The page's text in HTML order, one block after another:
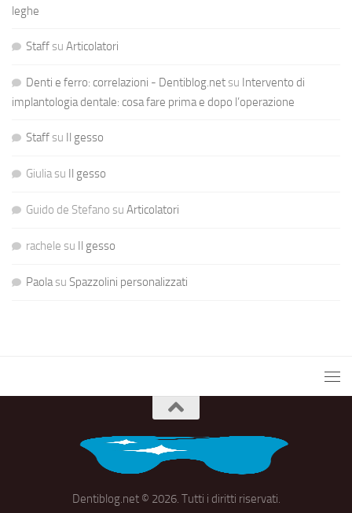
leghe
Staffsu Articolatori
Denti e ferro: correlazioni - Dentiblog.netsu Intervento di
implantologia dentale: cosa fare prima e dopo l’operazione
Staffsu Il gesso
Giuliasu Il gesso
Guido de Stefano su Articolatori
rachele su Il gesso
Paolasu Spazzolini personalizzati
Dentiblog.net © 2026. Tutti i diritti riservati.